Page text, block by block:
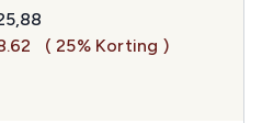
Retail Price:
prijs:
( 25% Korting )